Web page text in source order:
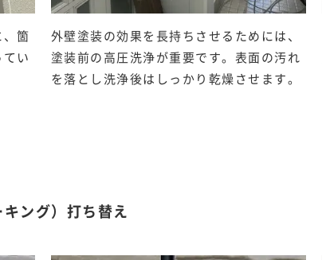
、箇
い
外壁塗装の効果を長持ちさせるためには、
塗装前の高圧洗浄が重要です。表面の汚れ
を落とし洗浄後はしっかり乾燥させます。
ング）打ち替え